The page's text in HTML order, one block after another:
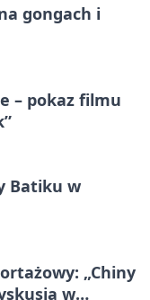
gongach i
– pokaz filmu
Batiku w
„Chiny
w